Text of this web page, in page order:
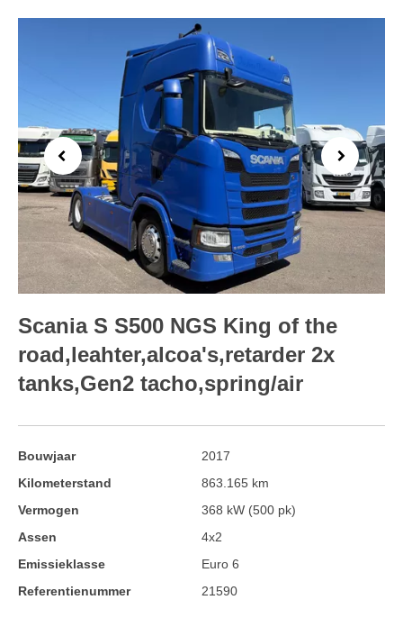
Previous Next
Scania S S500 NGS King of the
road,leahter,alcoa's,retarder 2x
tanks,Gen2 tacho,spring/air
Bouwjaar
2017
Kilometerstand
863.165 km
Vermogen
368 kW (500 pk)
Assen
4x2
Emissieklasse
Euro 6
Referentienummer
21590